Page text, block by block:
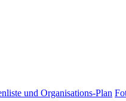
und Organisations-Plan